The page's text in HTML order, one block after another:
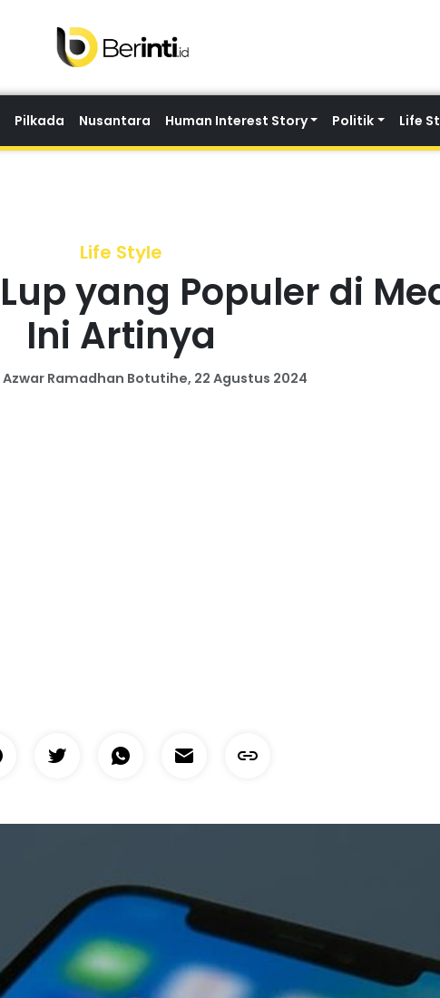
Pilkada Nusantara Human Interest Story Politik Life
Life Style
yang Populer di
Ini Artinya
Azwar Ramadhan Botutihe, 22 Agustus 2024